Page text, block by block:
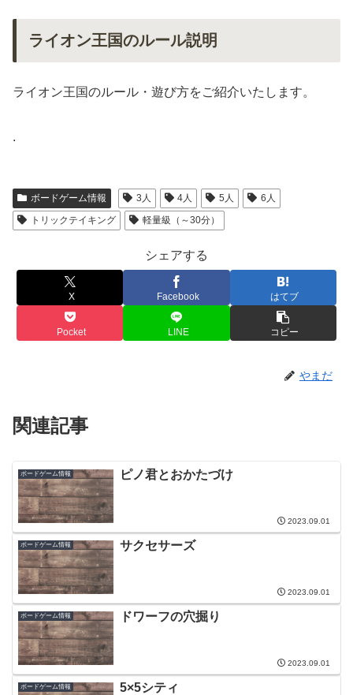
ライオン王国のルール説明
ライオン王国のルール・遊び方をご紹介いたします。
.
ボードゲーム情報 3人 4人 5人
6人
トリックテイキング
軽量級（～30分）
シェアする
X Facebook はてブ
Pocket LINE コピー
やまだ
関連記事
ボードゲーム情報 ピノ君とおかたづけ
2023.09.01
ボードゲーム情報 サクセサーズ
2023.09.01
ボードゲーム情報 ドワーフの穴掘り
2023.09.01
ボードゲーム情報 5×5シティ